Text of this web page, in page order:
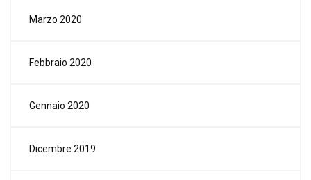
Marzo 2020
Febbraio 2020
Gennaio 2020
Dicembre 2019